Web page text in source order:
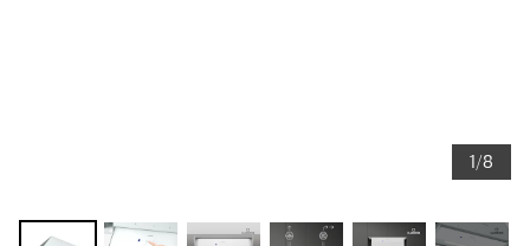
1/8